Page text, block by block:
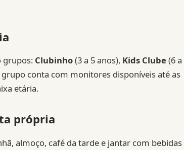
grupos: Clubinho(3 a 5 anos), Kids Clube (6 a
grupo conta com monitores disponíveis até as
etária.
própria
almoço, café da tarde e jantar com bebidas